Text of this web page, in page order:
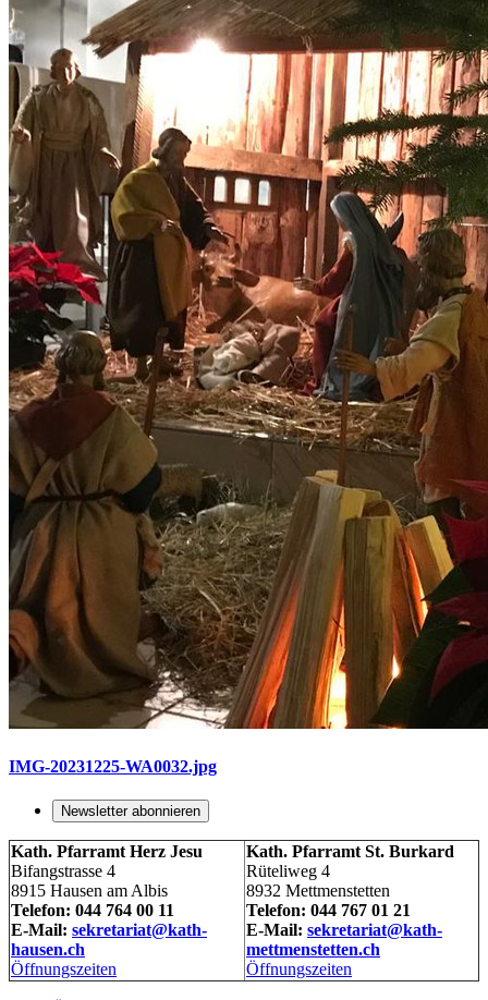
IMG-20231225-WA0032.jpg
Newsletter abonnieren
Kath. Pfarramt Herz Jesu
Bifangstrasse 4
8915 Hausen am Albis
Telefon: 044 764 00 11
E-Mail: sekretariat@kath-
hausen.ch
Öffnungszeiten
Kath. Pfarramt St. Burkard
Rüteliweg 4
8932 Mettmenstetten
Telefon: 044 767 01 21
E-Mail: sekretariat@kath-
mettmenstetten.ch
Öffnungszeiten